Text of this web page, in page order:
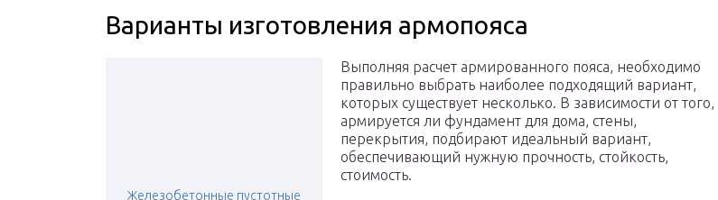
Варианты изготовления армопояса
Железобетонные пустотные
Выполняя расчет армированного пояса, необходимо
правильно выбрать наиболее подходящий вариант,
которых существует несколько. В зависимости от того,
армируется ли фундамент для дома, стены,
перекрытия, подбирают идеальный вариант,
обеспечивающий нужную прочность, стойкость,
стоимость.